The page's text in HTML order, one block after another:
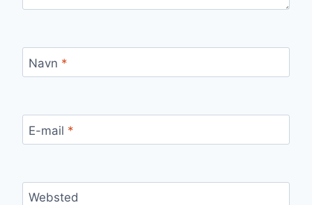
Navn *
E-mail *
Websted